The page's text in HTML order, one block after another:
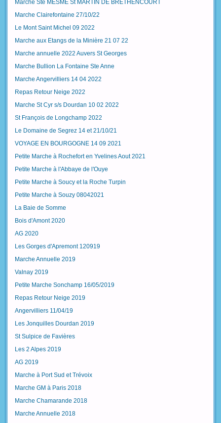
Marche Ste MESME St MARTIN DE BRETHENCOURT
Marche Clairefontaine 27/10/22
Le Mont Saint Michel 09 2022
Marche aux Etangs de la Minière 21 07 22
Marche annuelle 2022 Auvers St Georges
Marche Bullion La Fontaine Ste Anne
Marche Angervilliers 14 04 2022
Repas Retour Neige 2022
Marche St Cyr s/s Dourdan 10 02 2022
St François de Longchamp 2022
Le Domaine de Segrez 14 et 21/10/21
VOYAGE EN BOURGOGNE 14 09 2021
Petite Marche à Rochefort en Yvelines Aout 2021
Petite Marche à l'Abbaye de l'Ouye
Petite Marche à Soucy et la Roche Turpin
Petite Marche à Souzy 08042021
La Baie de Somme
Bois d'Amont 2020
AG 2020
Les Gorges d'Apremont 120919
Marche Annuelle 2019
Valnay 2019
Petite Marche Sonchamp 16/05/2019
Repas Retour Neige 2019
Angervilliers 11/04/19
Les Jonquilles Dourdan 2019
St Sulpice de Favières
Les 2 Alpes 2019
AG 2019
Marche à Port Sud et Trévoix
Marche GM à Paris 2018
Marche Chamarande 2018
Marche Annuelle 2018